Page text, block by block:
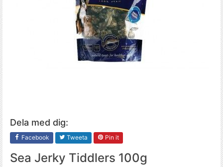
Dela med dig:
Facebook Tweeta Pin it
Sea Jerky Tiddlers 100g